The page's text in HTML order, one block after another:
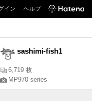
イン ヘルプ
sashimi-fish1
6,719 枚
MP970 series